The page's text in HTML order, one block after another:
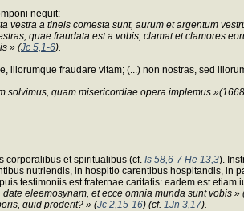
nequit:
a tineis comesta sunt, aurum et argentum
quae fraudata est a vobis, clamat et clamores
» (Jc 5,1-6).
fraudare vitam; (...) non nostras, sed
quam misericordiae opera implemus
corporalibus et spiritualibus (cf. Is 58,6-7 He 13,3).
nutriendis, in hospitio carentibus hospitandis, in
testimoniis est fraternae caritatis: eadem est etiam
eleemosynam, et ecce omnia munda sunt vobis »
quid proderit? » (Jc 2,15-16) (cf. 1Jn 3,17).